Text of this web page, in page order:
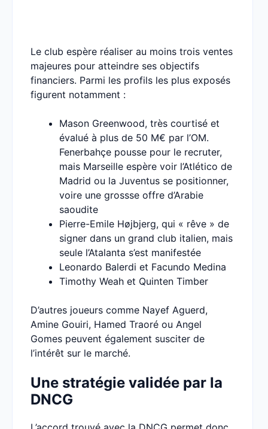
Le club espère réaliser au moins trois ventes
majeures pour atteindre ses objectifs
financiers. Parmi les profils les plus exposés
figurent notamment :
Mason Greenwood, très courtisé et
évalué à plus de 50 M€ par l’OM.
Fenerbahçe pousse pour le recruter,
mais Marseille espère voir l’Atlético de
Madrid ou la Juventus se positionner,
voire une grossse offre d’Arabie
saoudite
Pierre-Emile Højbjerg, qui « rêve » de
signer dans un grand club italien, mais
seule l’Atalanta s’est manifestée
Leonardo Balerdi et Facundo Medina
Timothy Weah et Quinten Timber
D’autres joueurs comme Nayef Aguerd,
Amine Gouiri, Hamed Traoré ou Angel
Gomes peuvent également susciter de
l’intérêt sur le marché.
Une stratégie validée par la
DNCG